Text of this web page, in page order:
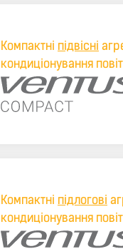
Компактні підвісні
кондиціонування
Компактні підлогові
кондиціонування